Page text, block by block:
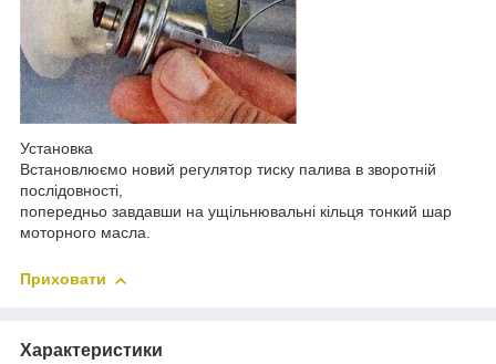
Установка
Встановлюємо новий регулятор тиску палива в зворотній
послідовності,
попередньо завдавши на ущільнювальні кільця тонкий шар
моторного масла.
Приховати
Характеристики